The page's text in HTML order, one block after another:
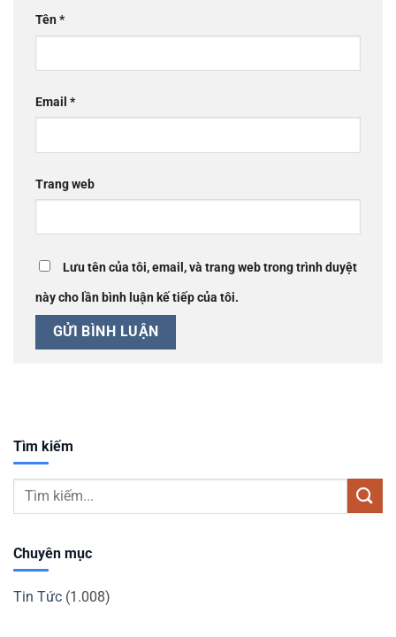
Tên*
Email *
Trang web
Lưu tên của tôi, email, và trang web trong trình duyệt
này cho lần bình luận kế tiếp của tôi.
Tìm kiếm
Chuyên mục
Tin Tức (1.008)